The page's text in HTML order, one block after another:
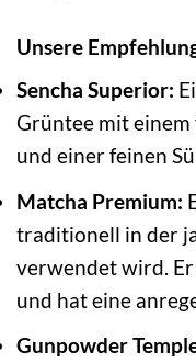
Unsere
Sencha Superior:
Grüntee mit einem
und einer feinen
Matcha Premium:
traditionell in der
verwendet wird.
und hat eine
Gunpowder